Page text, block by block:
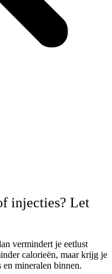
injecties? Let
vermindert je eetlust
calorieën, maar krijg je
mineralen binnen.